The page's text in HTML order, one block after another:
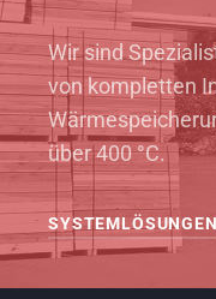
Wir sind
von kompletten
über 400 °C.
SYSTEMLÖSUNGEN